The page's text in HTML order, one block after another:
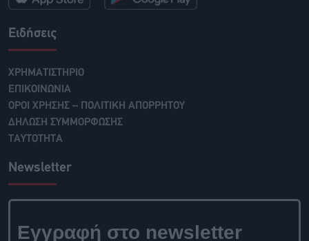
Ειδήσεις
ΧΡΗΜΑΤΙΣΤΗΡΙΟ
ΕΠΙΚΟΙΝΩΝΙΑ
ΟΡΟΙ ΧΡΗΣΗΣ – ΠΟΛΙΤΙΚΗ ΑΠΟΡΡΗΤΟΥ
ΔΗΛΩΣΗ ΣΥΜΜΟΡΦΩΣΗΣ
ΤΑΥΤΟΤΗΤΑ
Newsletter
Εγγραφή στο newsletter